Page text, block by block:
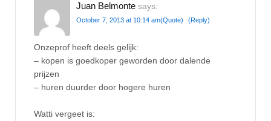
Juan Belmonte says:
October 7, 2013 at 10:14 am(Quote) (Reply)
Onzeprof heeft deels gelijk:
– kopen is goedkoper geworden door dalende
prijzen
– huren duurder door hogere huren
Watti vergeet is: